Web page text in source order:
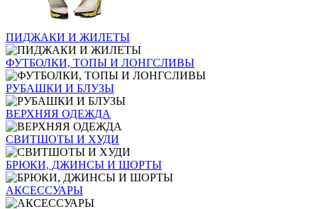
ПИДЖАКИ И ЖИЛЕТЫ
ФУТБОЛКИ, ТОПЫ И ЛОНГСЛИВЫ
РУБАШКИ И БЛУЗЫ
ВЕРХНЯЯ ОДЕЖДА
СВИТШОТЫ И ХУДИ
БРЮКИ, ДЖИНСЫ И ШОРТЫ
АКСЕССУАРЫ